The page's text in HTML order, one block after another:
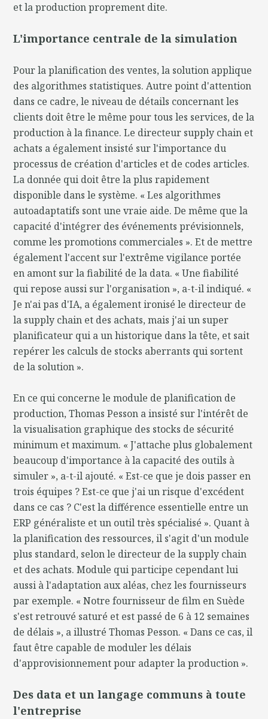
et la production proprement dite.
L'importance centrale de la simulation
Pour la planification des ventes, la solution applique
des algorithmes statistiques. Autre point d'attention
dans ce cadre, le niveau de détails concernant les
clients doit être le même pour tous les services, de la
production à la finance. Le directeur supply chain et
achats a également insisté sur l'importance du
processus de création d'articles et de codes articles.
La donnée qui doit être la plus rapidement
disponible dans le système. « Les algorithmes
autoadaptatifs sont une vraie aide. De même que la
capacité d'intégrer des événements prévisionnels,
comme les promotions commerciales ». Et de mettre
également l'accent sur l'extrême vigilance portée
en amont sur la fiabilité de la data. « Une fiabilité
qui repose aussi sur l'organisation », a-t-il indiqué. «
Je n'ai pas d'IA, a également ironisé le directeur de
la supply chain et des achats, mais j'ai un super
planificateur qui a un historique dans la tête, et sait
repérer les calculs de stocks aberrants qui sortent
de la solution ».
En ce qui concerne le module de planification de
production, Thomas Pesson a insisté sur l'intérêt de
la visualisation graphique des stocks de sécurité
minimum et maximum. « J'attache plus globalement
beaucoup d'importance à la capacité des outils à
simuler », a-t-il ajouté. « Est-ce que je dois passer en
trois équipes ? Est-ce que j'ai un risque d'excédent
dans ce cas ? C'est la différence essentielle entre un
ERP généraliste et un outil très spécialisé ». Quant à
la planification des ressources, il s'agit d'un module
plus standard, selon le directeur de la supply chain
et des achats. Module qui participe cependant lui
aussi à l'adaptation aux aléas, chez les fournisseurs
par exemple. « Notre fournisseur de film en Suède
s'est retrouvé saturé et est passé de 6 à 12 semaines
de délais », a illustré Thomas Pesson. « Dans ce cas, il
faut être capable de moduler les délais
d'approvisionnement pour adapter la production ».
Des data et un langage communs à toute
l'entreprise